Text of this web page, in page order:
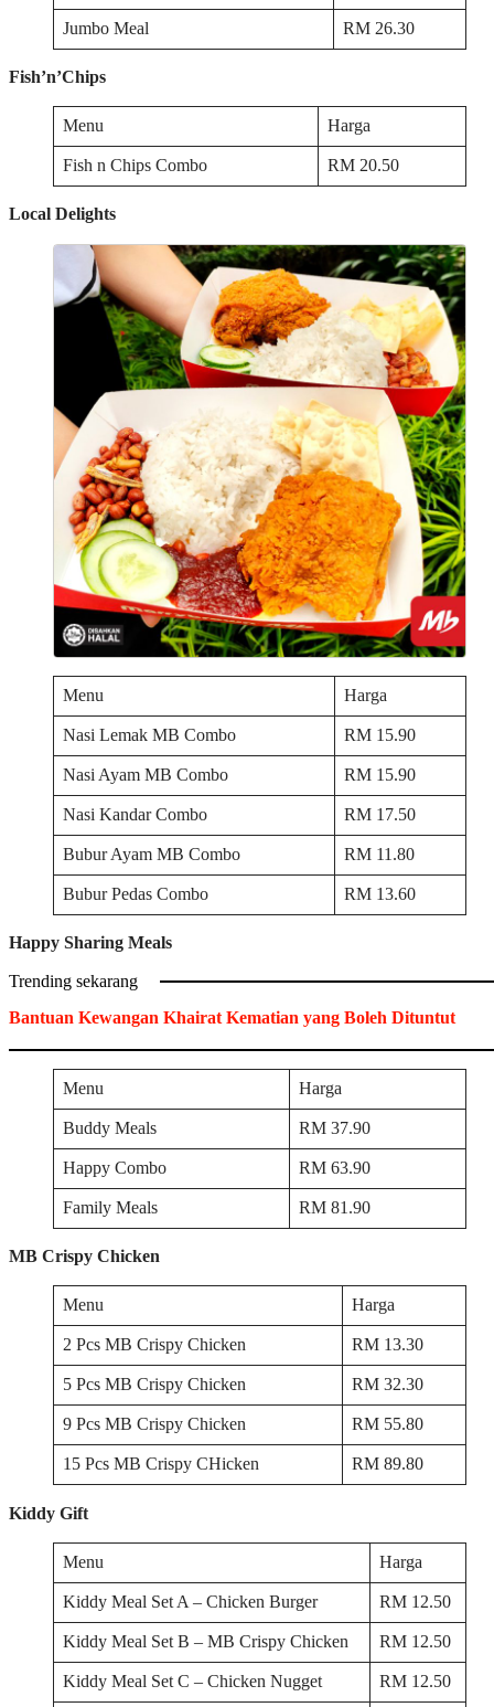
Jumbo Meal
RM 26.30
Fish’n’Chips
Menu
Harga
Fish n Chips Combo
RM 20.50
Local Delights
Menu
Harga
Nasi Lemak MB Combo
RM 15.90
Nasi Ayam MB Combo
RM 15.90
Nasi Kandar Combo
RM 17.50
Bubur Ayam MB Combo
RM 11.80
Bubur Pedas Combo
RM 13.60
Happy Sharing Meals
Trending sekarang
Bantuan Kewangan Khairat Kematian yang Boleh Dituntut
Menu
Harga
Buddy Meals
RM 37.90
Happy Combo
RM 63.90
Family Meals
RM 81.90
MB Crispy Chicken
Menu
Harga
2 Pcs MB Crispy Chicken
RM 13.30
5 Pcs MB Crispy Chicken
RM 32.30
9 Pcs MB Crispy Chicken
RM 55.80
15 Pcs MB Crispy CHicken
RM 89.80
Kiddy Gift
Menu
Harga
Kiddy Meal Set A – Chicken Burger
RM 12.50
Kiddy Meal Set B – MB Crispy Chicken
RM 12.50
Kiddy Meal Set C – Chicken Nugget
RM 12.50